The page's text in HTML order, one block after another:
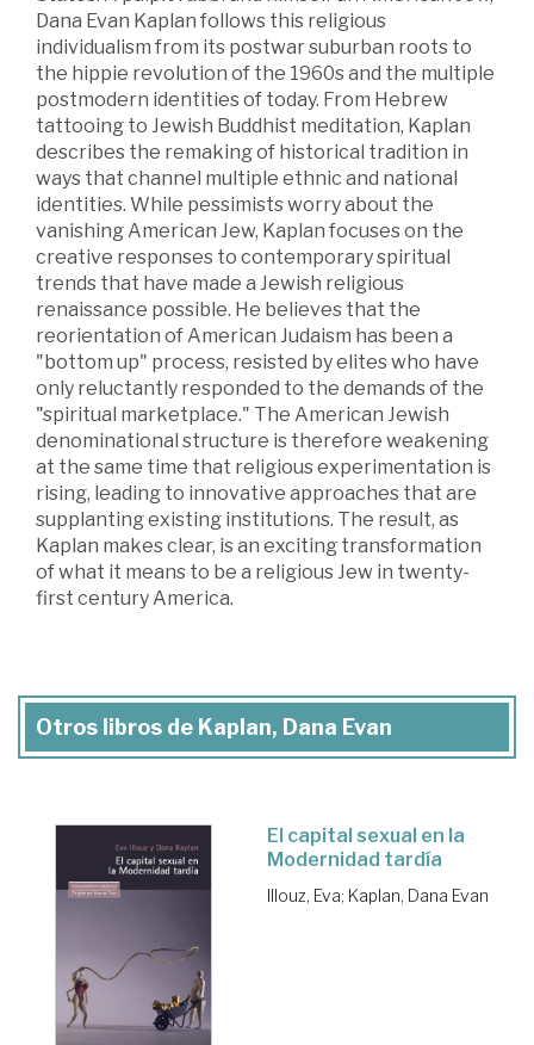
Dana Evan Kaplan follows this religious
individualism from its postwar suburban roots to
the hippie revolution of the 1960s and the multiple
postmodern identities of today. From Hebrew
tattooing to Jewish Buddhist meditation, Kaplan
describes the remaking of historical tradition in
ways that channel multiple ethnic and national
identities. While pessimists worry about the
vanishing American Jew, Kaplan focuses on the
creative responses to contemporary spiritual
trends that have made a Jewish religious
renaissance possible. He believes that the
reorientation of American Judaism has been a
"bottom up" process, resisted by elites who have
only reluctantly responded to the demands of the
"spiritual marketplace." The American Jewish
denominational structure is therefore weakening
at the same time that religious experimentation is
rising, leading to innovative approaches that are
supplanting existing institutions. The result, as
Kaplan makes clear, is an exciting transformation
of what it means to be a religious Jew in twenty-
first century America.
Otros libros de Kaplan, Dana Evan
El capital sexual en la
Modernidad tardía
Illouz, Eva; Kaplan, Dana Evan